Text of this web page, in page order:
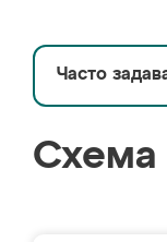
Часто
Схема